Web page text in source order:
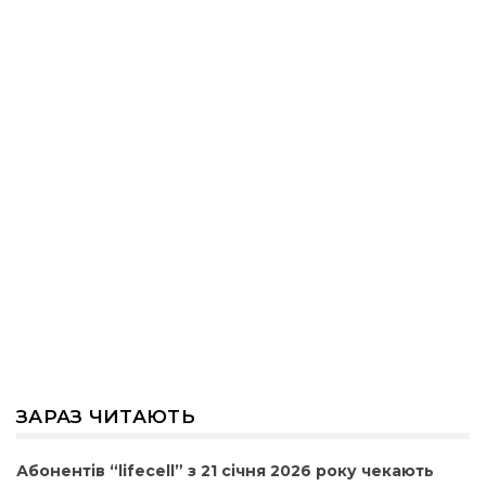
ЗАРАЗ ЧИТАЮТЬ
Абонентів “lifecell” з 21 січня 2026 року чекають